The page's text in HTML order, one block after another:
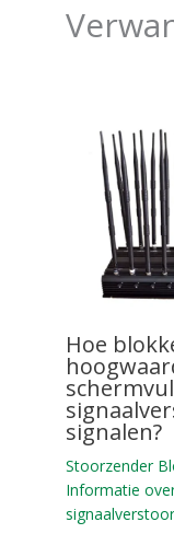
Hoe
signalen?
Stoorzender
Informatie